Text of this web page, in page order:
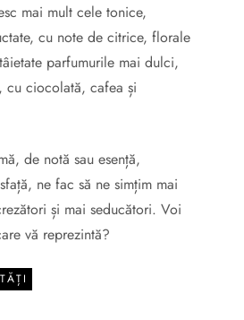
mai mult cele tonice,
cu note de citrice, florale
parfumurile mai dulci,
cu ciocolată, cafea și
de notă sau esență,
ne fac să ne simțim mai
și mai seducători. Voi
vă reprezintă?